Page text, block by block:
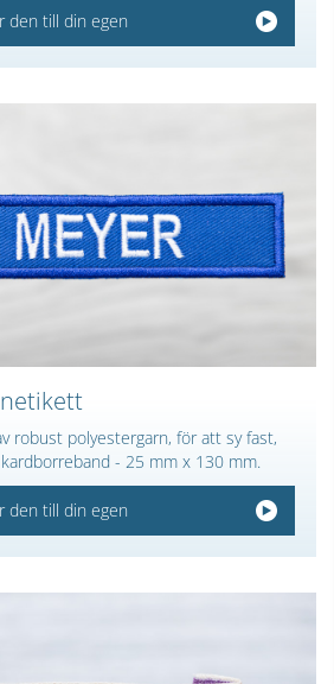
den till din egen
robust polyestergarn, för att sy fast,
- 25 mm x 130 mm.
den till din egen